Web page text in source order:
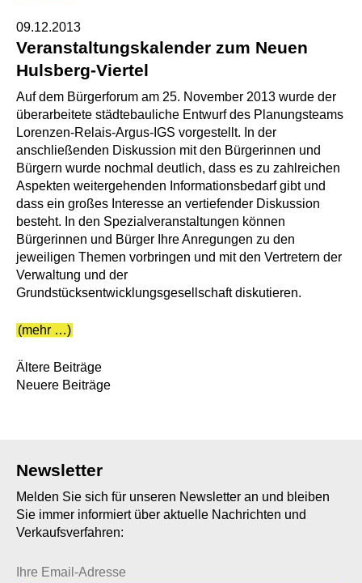
09.12.2013
Veranstaltungskalender zum Neuen
Hulsberg-Viertel
Auf dem Bürgerforum am 25. November 2013 wurde der
überarbeitete städtebauliche Entwurf des Planungsteams
Lorenzen-Relais-Argus-IGS vorgestellt. In der
anschließenden Diskussion mit den Bürgerinnen und
Bürgern wurde nochmal deutlich, dass es zu zahlreichen
Aspekten weitergehenden Informationsbedarf gibt und
dass ein großes Interesse an vertiefender Diskussion
besteht. In den Spezialveranstaltungen können
Bürgerinnen und Bürger Ihre Anregungen zu den
jeweiligen Themen vorbringen und mit den Vertretern der
Verwaltung und der
Grundstücksentwicklungsgesellschaft diskutieren.
(mehr …)
Beitragsnavigation
Ältere Beiträge
Neuere Beiträge
Newsletter
Melden Sie sich für unseren Newsletter an und bleiben
Sie immer informiert über aktuelle Nachrichten und
Verkaufsverfahren: